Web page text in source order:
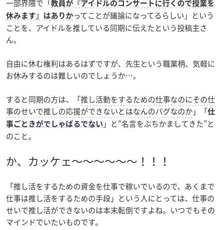
一部界隈で「 教員が『アイドルのコンサートに行くので授業を
休みます』はありかってことが議論になってるらしい」という
ことを、アイドルを推している同期に伝えたという投稿主さ
ん。
自由に休む権利はあるはずですが、先生という職業柄、気軽に
お休みするのは難しいのでしょうか…。
すると同期の方は、「推し活動をするための仕事なのにその仕
事のせいで推しの応援ができないとはなんのバグなのか」「仕
事ごときがでしゃばるでない 」と“名言をぶちかましてきた”と
のこと。
か、カッケェ〜〜〜〜〜〜！！！
「推し活をするための資金を仕事で稼いでいるので、あくまで
仕事は推し活をするための手段」という人にとっては、仕事の
せいで推し活ができないのは本末転倒ですよね。いつでもその
マインドでいたいものです。